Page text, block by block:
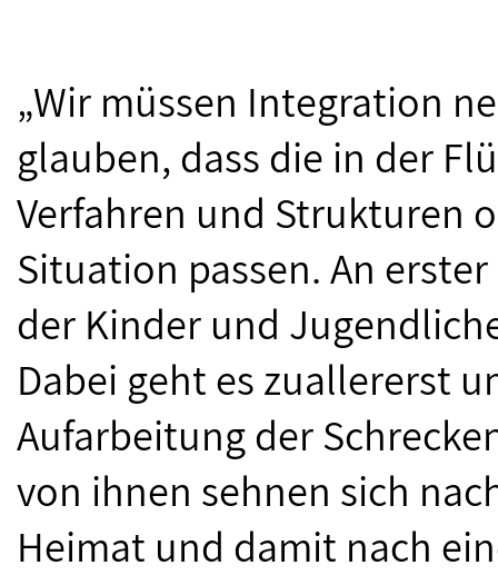
„Wir müssen Integration
glauben, dass die in der
Verfahren und Strukturen
Situation passen. An
der Kinder und
Dabei geht es zuallererst
Aufarbeitung der
von ihnen sehnen sich
Heimat und damit nach